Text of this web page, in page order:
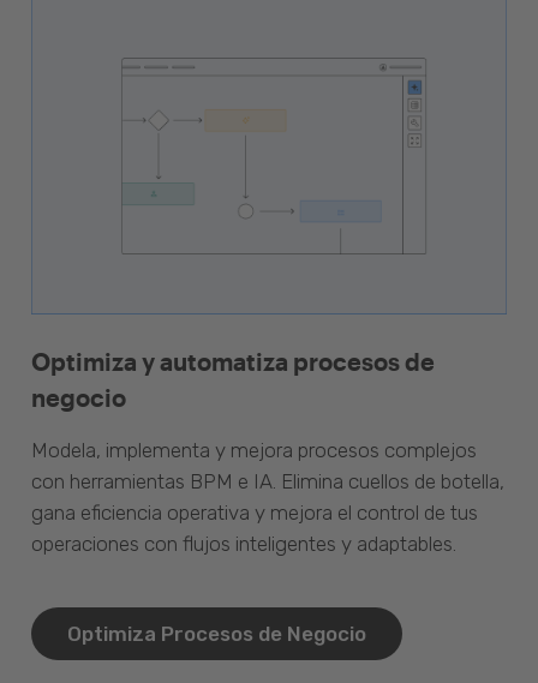
Optimiza y automatiza procesos de
negocio
Modela, implementa y mejora procesos complejos
con herramientas BPM e IA. Elimina cuellos de botella,
gana eficiencia operativa y mejora el control de tus
operaciones con flujos inteligentes y adaptables.
Optimiza Procesos de Negocio